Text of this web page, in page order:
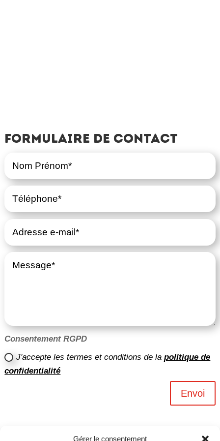
Gérer le consentement
Formulaire de contact
Consentement RGPD
J'accepte les termes et conditions de lapolitique de
confidentialité
Envoi